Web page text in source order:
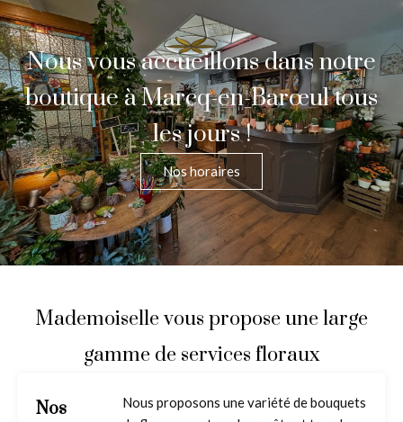
Nous vous accueillons dans notre
boutique à Marcq-en-Barœul tous
les jours !
Nos horaires
Mademoiselle vous propose une large
gamme de services floraux
Nos
Nous proposons une variété de bouquets